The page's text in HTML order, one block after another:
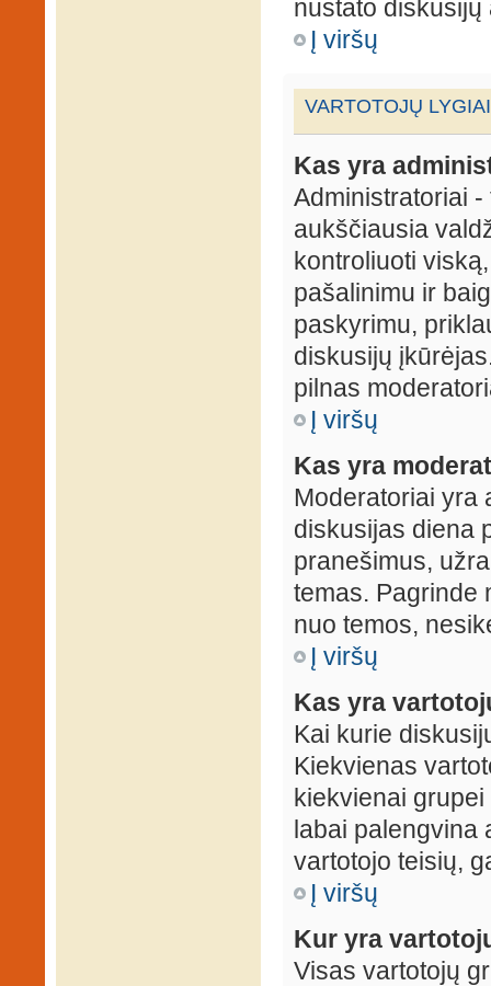
nustato
Į viršų
VARTOTOJŲ
Kas yra
Administratoriai
aukščiausia
kontroliuoti
pašalinimu ir
paskyrimu,
diskusijų
pilnas
Į viršų
Kas yra
Moderatoriai yra
diskusijas diena
pranešimus,
temas. Pagrinde
nuo temos,
Į viršų
Kas yra
Kai kurie
Kiekvienas
kiekvienai
labai palengvina
vartotojo teisių,
Į viršų
Kur yra
Visas vartotojų